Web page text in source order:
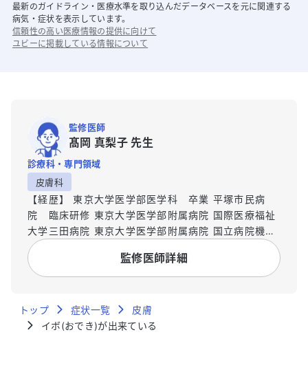
最新のガイドライン・医療水準を取り込んだデータベースを元に関連する
病気・症状を表示しています。
信頼性の高い医療情報の提供に向けて
ユビーに掲載している情報について
監修医師
髙岡 真梨子 先生
診療科・専門領域
皮膚科
【経歴】 東京大学医学部医学科 卒業 平塚市民病
院 臨床研修 東京大学医学部附属病院 国際医療福祉
大学三田病院 東京大学医学部附属病院 国立病院機構
相模原病院
監修医師詳細
トップ 症状一覧
皮膚
イボ(おでき)が出来ている